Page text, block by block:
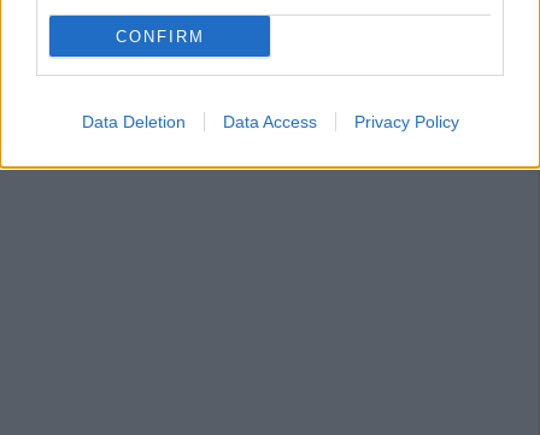
CONFIRM
Data Deletion Data Access Privacy Policy